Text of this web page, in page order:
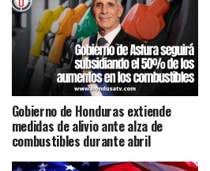
Gobierno de Honduras extiende
medidas de alivio ante alza de
combustibles durante abril